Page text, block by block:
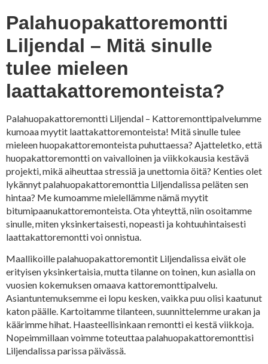
Palahuopakattoremontti
Liljendal – Mitä sinulle
tulee mieleen
laattakattoremonteista?
Palahuopakattoremontti Liljendal – Kattoremonttipalvelumme
kumoaa myytit laattakattoremonteista! Mitä sinulle tulee
mieleen huopakattoremonteista puhuttaessa? Ajatteletko, että
huopakattoremontti on vaivalloinen ja viikkokausia kestävä
projekti, mikä aiheuttaa stressiä ja unettomia öitä? Kenties olet
lykännyt palahuopakattoremonttia Liljendalissa peläten sen
hintaa? Me kumoamme mielellämme nämä myytit
bitumipaanukattoremonteista. Ota yhteyttä, niin osoitamme
sinulle, miten yksinkertaisesti, nopeasti ja kohtuuhintaisesti
laattakattoremontti voi onnistua.
Maallikoille palahuopakattoremontit Liljendalissa eivät ole
erityisen yksinkertaisia, mutta tilanne on toinen, kun asialla on
vuosien kokemuksen omaava kattoremonttipalvelu.
Asiantuntemuksemme ei lopu kesken, vaikka puu olisi kaatunut
katon päälle. Kartoitamme tilanteen, suunnittelemme urakan ja
käärimme hihat. Haasteellisinkaan remontti ei kestä viikkoja.
Nopeimmillaan voimme toteuttaa palahuopakattoremonttisi
Liljendalissa parissa päivässä.